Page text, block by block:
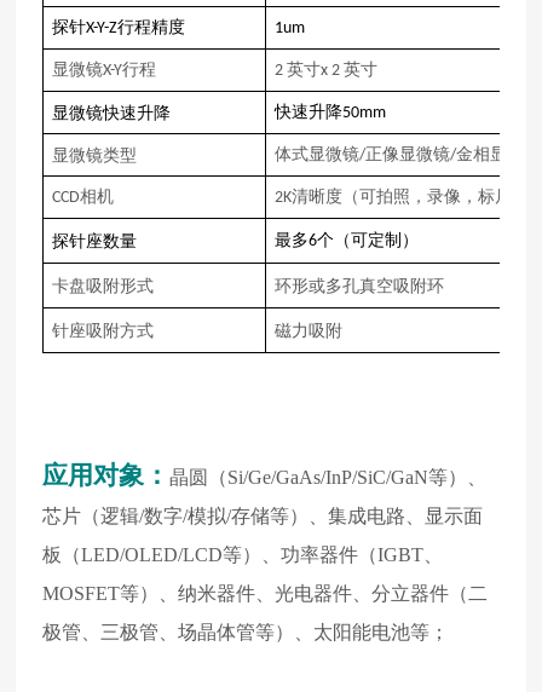
探针X-Y-Z行程精度 1um
显微镜X-Y行程 2 英寸x 2 英寸
显微镜快速升降 快速升降50mm
显微镜类型 体式显微镜/正像显微镜/金相显微镜
CCD相机 2K清晰度（可拍照，录像，标尺
探针座数量 最多6个（可定制）
卡盘吸附形式 环形或多孔真空吸附环
针座 吸附方式 磁力吸附
应用对象： 晶圆（Si/Ge/GaAs/InP/SiC/GaN等）、
芯片（逻辑/数字/模拟/存储等）、集成电路、显示面
板（LED/OLED/LCD等）、功率器件（IGBT、
MOSFET等）、纳米器件、光电器件、分立器件（二
极管、三极管、场晶体管等）、太阳能电池等；